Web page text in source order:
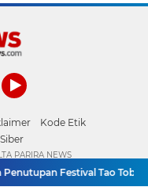
Kode Etik
Festival Tao Toba
PARIRA NEWS